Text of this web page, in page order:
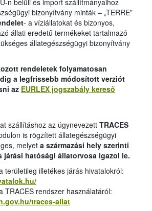
n belüli és import szállítmányaihoz
bizonyítvány minták – „TERRE”
- a víziállatokat és bizonyos,
állati eredetű termékeket tartalmazó
állategészségügyi bizonyítvány
rendeletek folyamatosan
a legfrissebb módosított verziót
az EURLEX jogszabály kereső
szállításhoz az úgynevezett TRACES
is rögzített állategészségügyi
melyet a származási hely szerinti
járási hatósági állatorvosa igazol le.
területileg illetékes járás hivatalokról:
TRACES rendszer használatáról:
traces-allat